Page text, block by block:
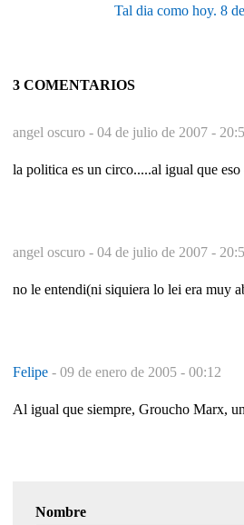
Tal dia como hoy. 8
3 COMENTARIOS
angel oscuro - 04 de julio de 2007 -
la politica es un circo.....al igual que
angel oscuro - 04 de julio de 2007 -
no le entendi(ni siquiera lo lei era muy
Felipe - 09 de enero de 2005 - 00:12
Al igual que siempre, Groucho Marx,
Nombre